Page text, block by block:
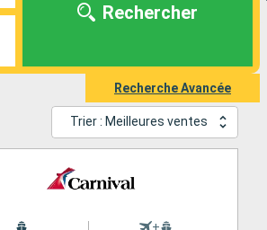
Rechercher
Recherche Avancée
Trier : Meilleures ventes
+